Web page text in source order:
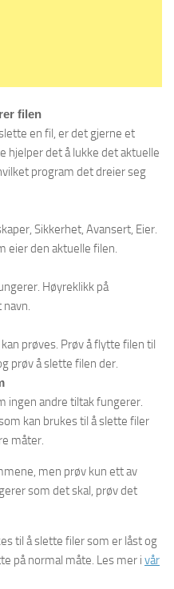
filen
en fil, er det gjerne et
hjelper det å lukke det aktuelle
program det dreier seg
Sikkerhet, Avansert, Eier.
eier den aktuelle filen.
Høyreklikk på
prøves. Prøv å flytte filen til
prøv å slette filen der.
ingen andre tiltak fungerer.
kan brukes til å slette filer
måter.
men prøv kun ett av
som det skal, prøv det
til å slette filer som er låst og
på normal måte. Les mer i vår